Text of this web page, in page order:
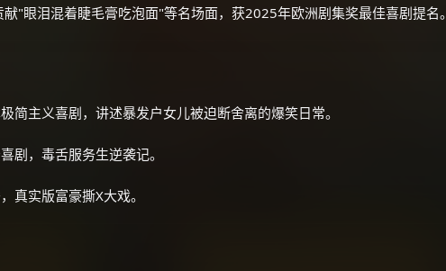
"眼泪混着睫毛膏吃泡面"等名场面，获2025年欧洲剧集奖最佳喜剧提名。
简主义喜剧，讲述暴发户女儿被迫断舍离的爆笑日常。
剧，毒舌服务生逆袭记。
真实版富豪撕X大戏。